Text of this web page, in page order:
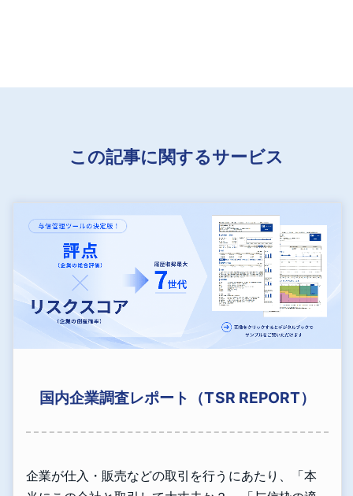
この記事に関するサービス
国内企業調査レポート（TSR REPORT）
企業が仕入・販売などの取引を行うにあたり、「本